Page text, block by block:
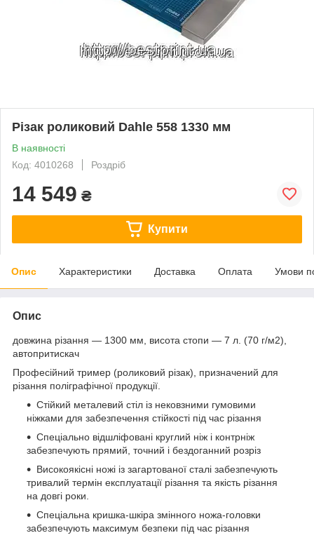
Різак роликовий Dahle 558 1330 мм
В наявності
Код: 4010268
Роздріб
14 549 ₴
Купити
Опис Характеристики Доставка Оплата Умови
Опис
довжина різання — 1300 мм, висота стопи — 7 л. (70 г/м2),
автопритискач
Професійний тример (роликовий різак), призначений для
різання поліграфічної продукції.
Стійкий металевий стіл із нековзними гумовими
ніжками для забезпечення стійкості під час різання
Спеціально відшліфовані круглий ніж і контрніж
забезпечують прямий, точний і бездоганний розріз
Високоякісні ножі із загартованої сталі забезпечують
тривалий термін експлуатації різання та якість різання
на довгі роки.
Спеціальна кришка-шкіра змінного ножа-головки
забезпечують максимум безпеки під час різання